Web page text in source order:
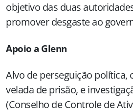
objetivo das duas
promover desgaste ao
Apoio a Glenn
Alvo de perseguição política,
velada de prisão, e
(Conselho de Controle de